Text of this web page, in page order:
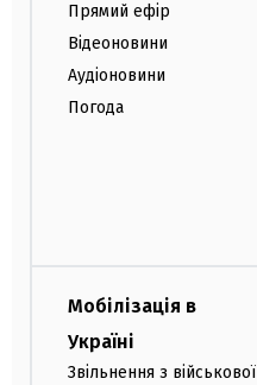
Прямий ефір
Відеоновини
Аудіоновини
Погода
Мобілізація в
Україні
Звільнення з військової